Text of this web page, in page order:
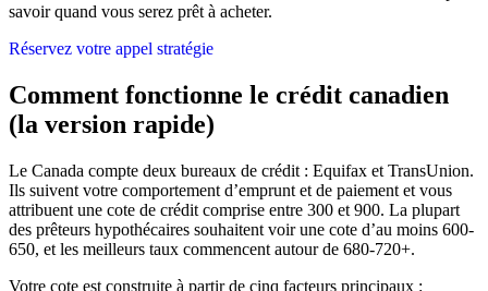
savoir quand vous serez prêt à acheter.
Réservez votre appel stratégie
Comment fonctionne le crédit canadien
(la version rapide)
Le Canada compte deux bureaux de crédit : Equifax et TransUnion.
Ils suivent votre comportement d’emprunt et de paiement et vous
attribuent une cote de crédit comprise entre 300 et 900. La plupart
des prêteurs hypothécaires souhaitent voir une cote d’au moins 600-
650, et les meilleurs taux commencent autour de 680-720+.
Votre cote est construite à partir de cinq facteurs principaux :